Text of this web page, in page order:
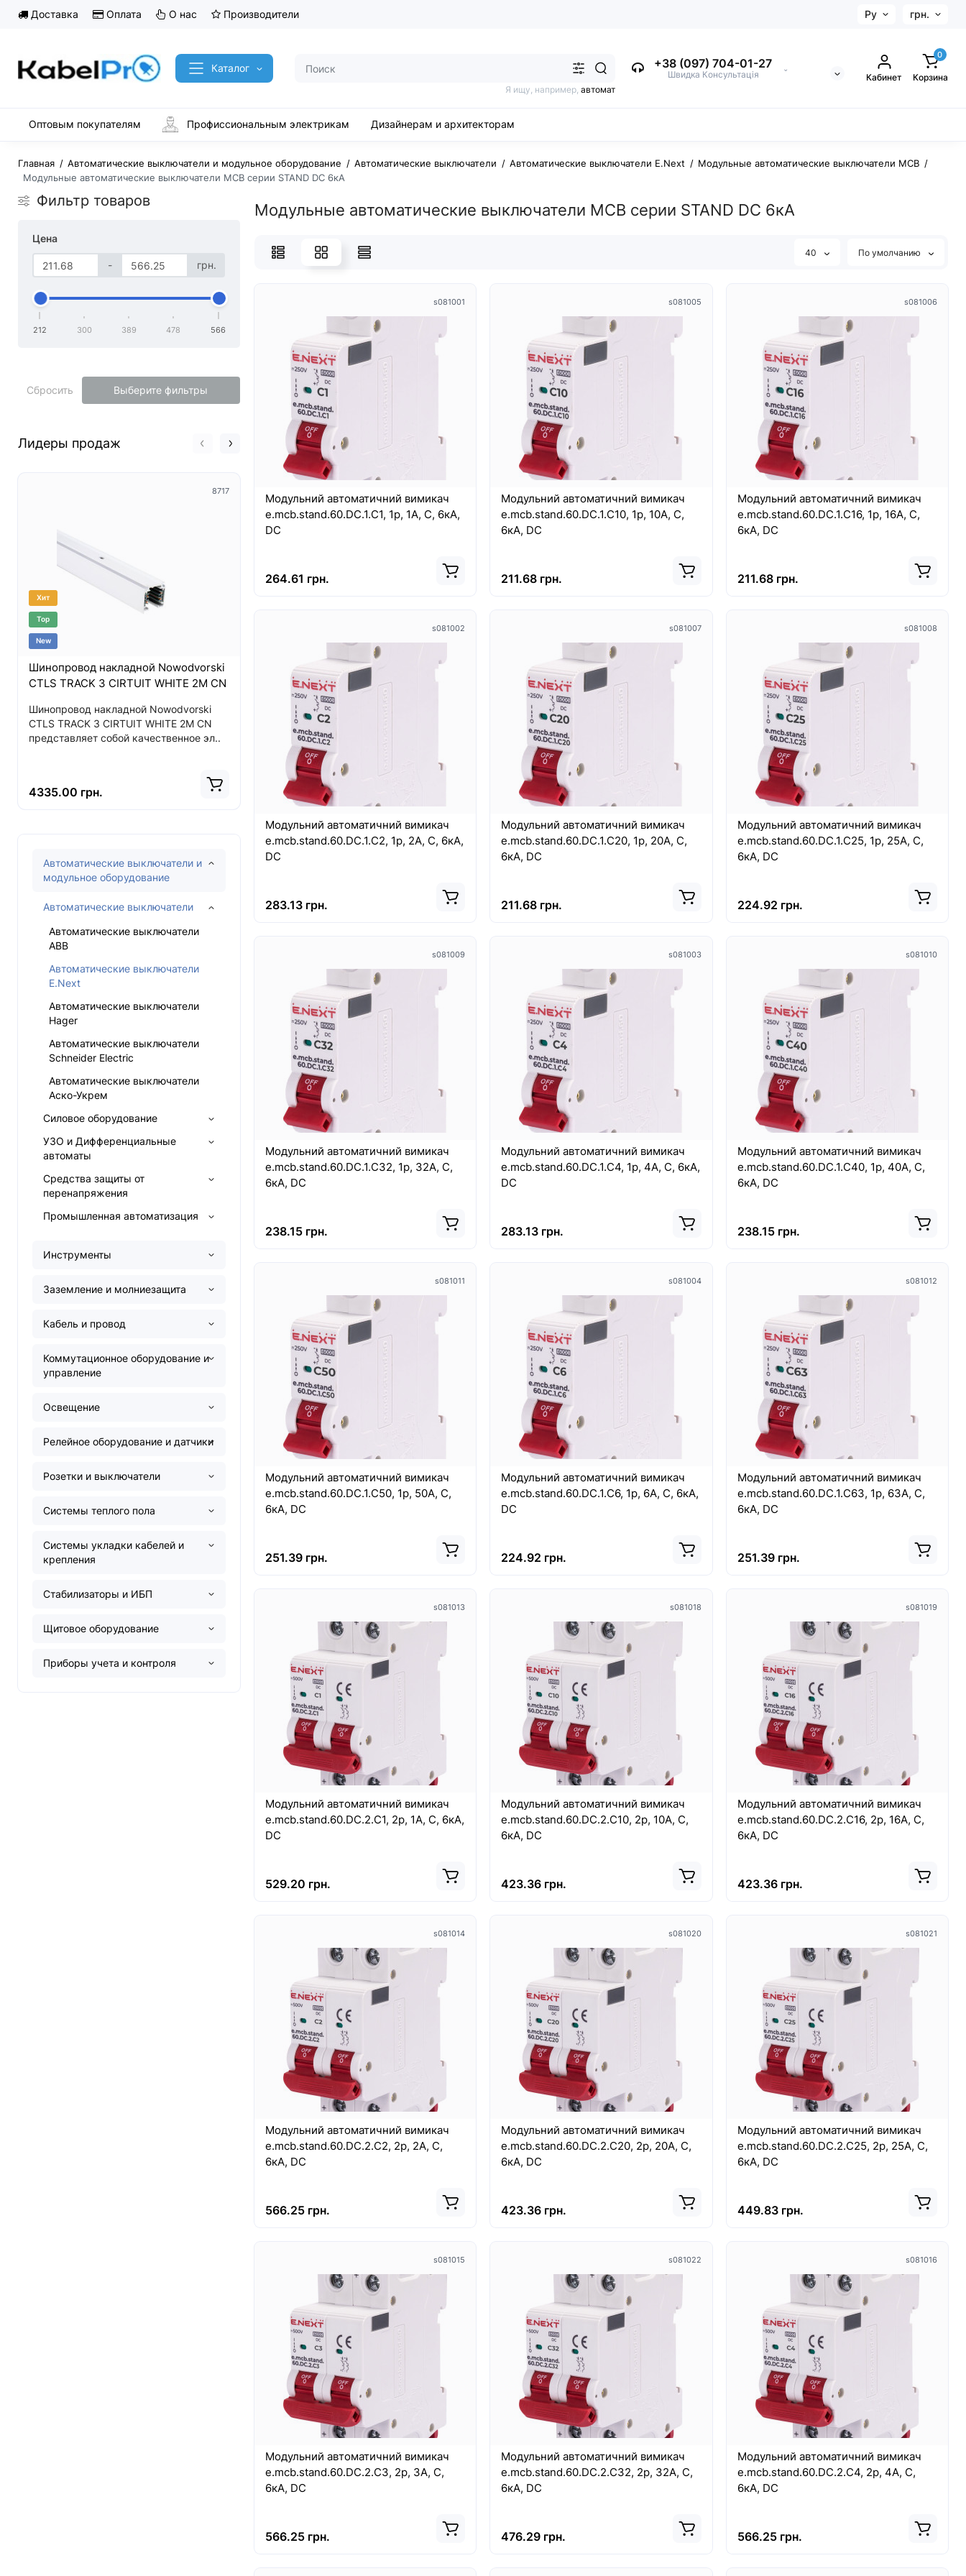
Доставка Оплата О нас Производители Ру грн.
Каталог
Я ищу, например, автомат
+38 (097) 704-01-27
Швидка Консультація
⌄
Кабинет
0
Корзина
Оптовым покупателям Профиссиональным электрикам Дизайнерам и архитекторам
Главная Автоматические выключатели и модульное оборудование Автоматические выключатели Автоматические выключатели E.Next
Модульные автоматические выключатели MCB
Модульные автоматические выключатели MCB серии STAND DC 6кА
Фильтр товаров
Цена
- грн.
212 300 389 478 566
Сбросить Выберите фильтры
Лидеры продаж
8717
Хит
Top
New
Шинопровод накладной Nowodvorski
CTLS TRACK 3 CIRTUIT WHITE 2M CN
Шинопровод накладной Nowodvorski
CTLS TRACK 3 CIRTUIT WHITE 2M CN
представляет собой качественное эл..
4335.00 грн.
Светодиодная панель Nowodvorski
CL ITAKA LED 40W, 3000K, 100°
WHITE CN
Светодиодная панель Nowodvorski CL
ITAKA LED 40W, 3000K, 100° WHITE CN
представляет собой качественн..
2583.00 грн.
Абажур Nowodvorski CAMELEON
CONE LV NB/G PL
Абажур Nowodvorski CAMELEON CONE
LV NB/G PL - это стильное и
функциональное освещение, которое
стане..
10767.00 грн.
Линейный светильник Nowodvorski
CL OFFICE PRO LED 150, 40W, 4000K
BLACK PL
Линейный светильник Nowodvorski CL
OFFICE PRO LED 150, 40W, 4000K
BLACK PL - это качественный и стил..
15934.00 грн.
Автоматические выключатели и
модульное оборудование
Автоматические выключатели
Автоматические выключатели
ABB
Автоматические выключатели
E.Next
Автоматические выключатели
Hager
Автоматические выключатели
Schneider Electric
Автоматические выключатели
Аско-Укрем
Силовое оборудование
УЗО и Дифференциальные
автоматы
Средства защиты от
перенапряжения
Промышленная автоматизация
Инструменты
Заземление и молниезащита
Кабель и провод
Коммутационное оборудование и
управление
Освещение
Релейное оборудование и датчики
Розетки и выключатели
Системы теплого пола
Системы укладки кабелей и
крепления
Стабилизаторы и ИБП
Щитовое оборудование
Приборы учета и контроля
Модульные автоматические выключатели MCB серии STAND DC 6кА
40 По умолчанию
s081001
Модульний автоматичний вимикач
e.mcb.stand.60.DC.1.C1, 1р, 1А, C, 6кА,
DC
264.61 грн.
s081005
Модульний автоматичний вимикач
e.mcb.stand.60.DC.1.C10, 1р, 10А, C,
6кА, DC
211.68 грн.
s081006
Модульний автоматичний вимикач
e.mcb.stand.60.DC.1.C16, 1р, 16А, C,
6кА, DC
211.68 грн.
s081002
Модульний автоматичний вимикач
e.mcb.stand.60.DC.1.C2, 1р, 2А, C, 6кА,
DC
283.13 грн.
s081007
Модульний автоматичний вимикач
e.mcb.stand.60.DC.1.C20, 1р, 20А, C,
6кА, DC
211.68 грн.
s081008
Модульний автоматичний вимикач
e.mcb.stand.60.DC.1.C25, 1р, 25А, C,
6кА, DC
224.92 грн.
s081009
Модульний автоматичний вимикач
e.mcb.stand.60.DC.1.C32, 1р, 32А, C,
6кА, DC
238.15 грн.
s081003
Модульний автоматичний вимикач
e.mcb.stand.60.DC.1.C4, 1р, 4А, C, 6кА,
DC
283.13 грн.
s081010
Модульний автоматичний вимикач
e.mcb.stand.60.DC.1.C40, 1р, 40А, C,
6кА, DC
238.15 грн.
s081011
Модульний автоматичний вимикач
e.mcb.stand.60.DC.1.C50, 1р, 50А, C,
6кА, DC
251.39 грн.
s081004
Модульний автоматичний вимикач
e.mcb.stand.60.DC.1.C6, 1р, 6А, C, 6кА,
DC
224.92 грн.
s081012
Модульний автоматичний вимикач
e.mcb.stand.60.DC.1.C63, 1р, 63А, C,
6кА, DC
251.39 грн.
s081013
Модульний автоматичний вимикач
e.mcb.stand.60.DC.2.C1, 2р, 1А, C, 6кА,
DC
529.20 грн.
s081018
Модульний автоматичний вимикач
e.mcb.stand.60.DC.2.C10, 2р, 10А, C,
6кА, DC
423.36 грн.
s081019
Модульний автоматичний вимикач
e.mcb.stand.60.DC.2.C16, 2р, 16А, C,
6кА, DC
423.36 грн.
s081014
Модульний автоматичний вимикач
e.mcb.stand.60.DC.2.C2, 2р, 2А, C,
6кА, DC
566.25 грн.
s081020
Модульний автоматичний вимикач
e.mcb.stand.60.DC.2.C20, 2р, 20А, C,
6кА, DC
423.36 грн.
s081021
Модульний автоматичний вимикач
e.mcb.stand.60.DC.2.C25, 2р, 25А, C,
6кА, DC
449.83 грн.
s081015
Модульний автоматичний вимикач
e.mcb.stand.60.DC.2.C3, 2р, 3А, C,
6кА, DC
566.25 грн.
s081022
Модульний автоматичний вимикач
e.mcb.stand.60.DC.2.C32, 2р, 32А, C,
6кА, DC
476.29 грн.
s081016
Модульний автоматичний вимикач
e.mcb.stand.60.DC.2.C4, 2р, 4А, C,
6кА, DC
566.25 грн.